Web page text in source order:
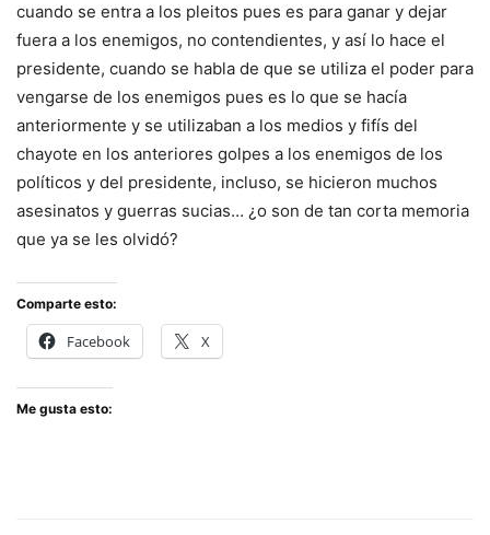
cuando se entra a los pleitos pues es para ganar y dejar
fuera a los enemigos, no contendientes, y así lo hace el
presidente, cuando se habla de que se utiliza el poder para
vengarse de los enemigos pues es lo que se hacía
anteriormente y se utilizaban a los medios y fifís del
chayote en los anteriores golpes a los enemigos de los
políticos y del presidente, incluso, se hicieron muchos
asesinatos y guerras sucias… ¿o son de tan corta memoria
que ya se les olvidó?
Comparte esto:
Facebook X
Me gusta esto: